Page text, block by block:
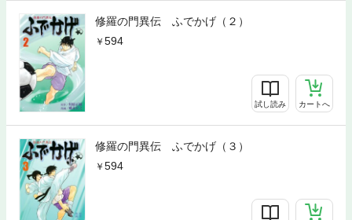
修羅の門異伝 ふでかげ（２）
594
試し読み カートへ
修羅の門異伝 ふでかげ（３）
594